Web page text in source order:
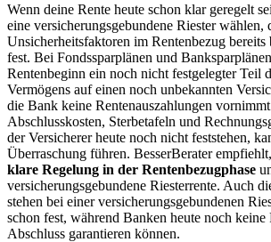
Wenn deine Rente heute schon klar geregelt
eine versicherungsgebundene Riester wählen,
Unsicherheitsfaktoren im Rentenbezug bereits
fest. Bei Fondssparplänen und
Rentenbeginn ein noch nicht festgelegter Teil
Vermögens auf einen noch unbekannten
die Bank keine Rentenauszahlungen
Abschlusskosten, Sterbetafeln und
der Versicherer heute noch nicht feststehen,
Überraschung führen. BesserBerater
klare Regelung in der Rentenbezugphase
versicherungsgebundene Riesterrente. Auch
stehen bei einer versicherungsgebundenen
schon fest, während Banken heute noch
Abschluss garantieren können.